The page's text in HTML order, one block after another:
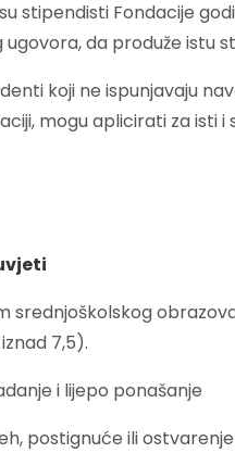
stipendisti Fondacije
da produže istu
koji ne ispunjavaju
mogu aplicirati za isti
srednjoškolskog
7,5).
i lijepo ponašanje
postignuće ili